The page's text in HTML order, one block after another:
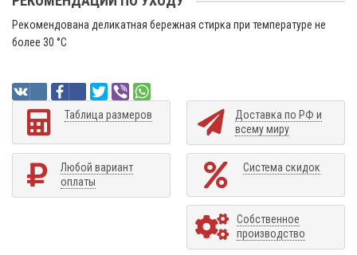
Рекомендована деликатная бережная стирка при температуре не
более 30 °C
Таблица размеров
Доставка по РФ и
всему миру
Любой вариант
оплаты
Система скидок
Собственное
производство